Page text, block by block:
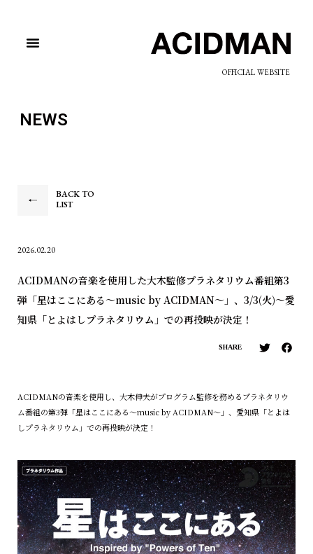
OFFICIAL WEBSITE
NEWS
BACK TO
LIST
2026.02.20
ACIDMANの音楽を使用した大木監修プラネタリウム番組第3
弾「星はここにある～music by ACIDMAN～」、3/3(火)〜愛
知県「とよはしプラネタリウム」での再投映が決定！
SHARE
ACIDMANの音楽を使用し、大木伸夫がプログラム監修を務めるプラネタリウ
ム番組の第3弾「星はここにある～music by ACIDMAN～」、愛知県「とよは
しプラネタリウム」での再投映が決定！